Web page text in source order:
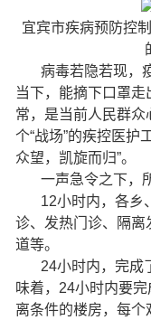
宜宾市疾病预防控
病毒若隐若现，
当下，能摘下口罩
常，是当前人民群
个“战场”的疾控医护
众望，凯旋而归”。
一声急令之下，
12小时内，各乡
诊、发热门诊、隔离
道等。
24小时内，完成
味着，24小时内要
离条件的楼房，每